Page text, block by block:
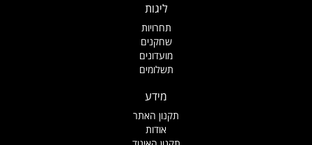
ליגות
תחרויות
שחקנים
מועדונים
תשלומים
מידע
תקנון האתר
אודות